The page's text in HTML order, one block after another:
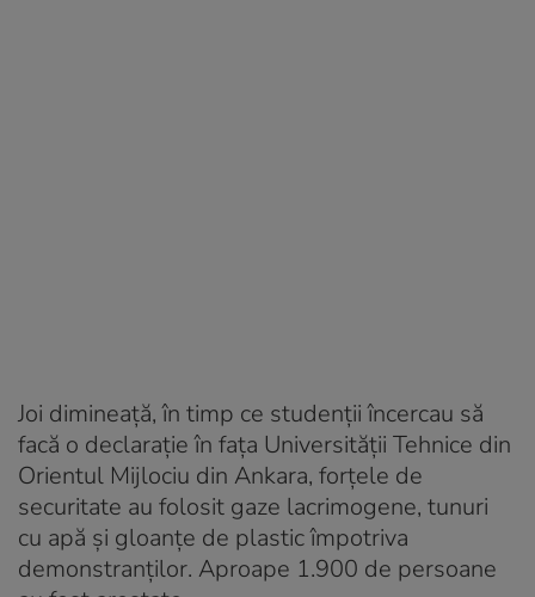
Joi dimineață, în timp ce studenții încercau să
facă o declarație în fața Universității Tehnice din
Orientul Mijlociu din Ankara, forțele de
securitate au folosit gaze lacrimogene, tunuri
cu apă și gloanțe de plastic împotriva
demonstranților. Aproape 1.900 de persoane